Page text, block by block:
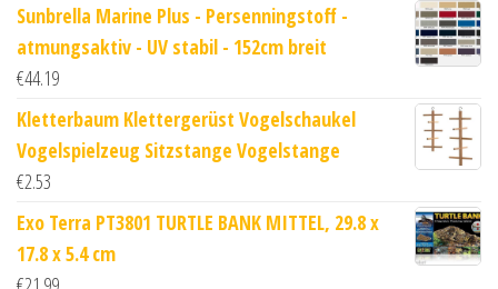
Sunbrella Marine Plus - Persenningstoff -
atmungsaktiv - UV stabil - 152cm breit
€44.19
Kletterbaum Klettergerüst Vogelschaukel
Vogelspielzeug Sitzstange Vogelstange
€2.53
Exo Terra PT3801 TURTLE BANK MITTEL, 29.8 x
17.8 x 5.4 cm